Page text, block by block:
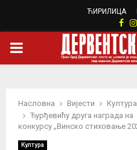
ЋИРИЛИЦА
PRIMARY
Насловна Вијести
Култура
Ђурђевићу друга награда на
конкурсу „Винско стиховање
Култура